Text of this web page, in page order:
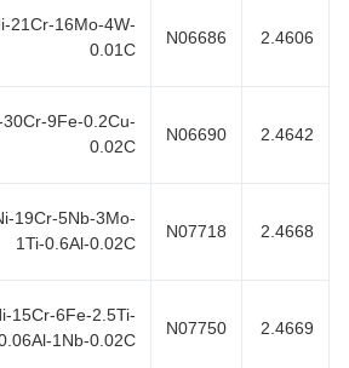
N06686
57Ni-21Cr-16Mo-4W-
0.01C
N06690
58Ni-30Cr-9Fe-0.2Cu-
0.02C
N07718
52Ni-19Cr-5Nb-3Mo-
1Ti-0.6Al-0.02C
N07750
70Ni-15Cr-6Fe-2.5Ti-
0.06Al-1Nb-0.02C